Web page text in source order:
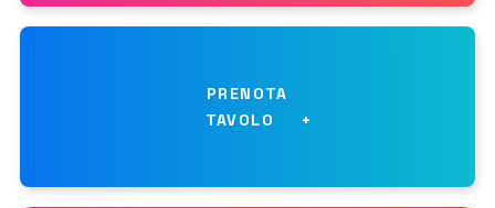
PRENOTA
TAVOLO